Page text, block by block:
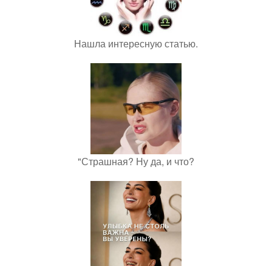
Нашла интересную статью.
"Страшная? Ну да, и что?